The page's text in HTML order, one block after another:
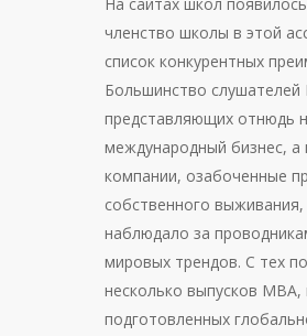
членство школы в этой
список конкурентных
Большинство
представляющих отнюдь
международный бизнес, а
компании, озабоченные
собственного
наблюдало за
мировых трендов. С тех
несколько выпусков
подготовленных